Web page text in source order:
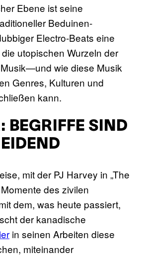
Ebene ist seine
Beduinen-
Electro-Beats eine
utopischen Wurzeln der
wie diese Musik
Genres, Kulturen und
kann.
BEGRIFFE SIND
mit der PJ Harvey in „The
des zivilen
dem, was heute passiert,
der kanadische
in seinen Arbeiten diese
miteinander